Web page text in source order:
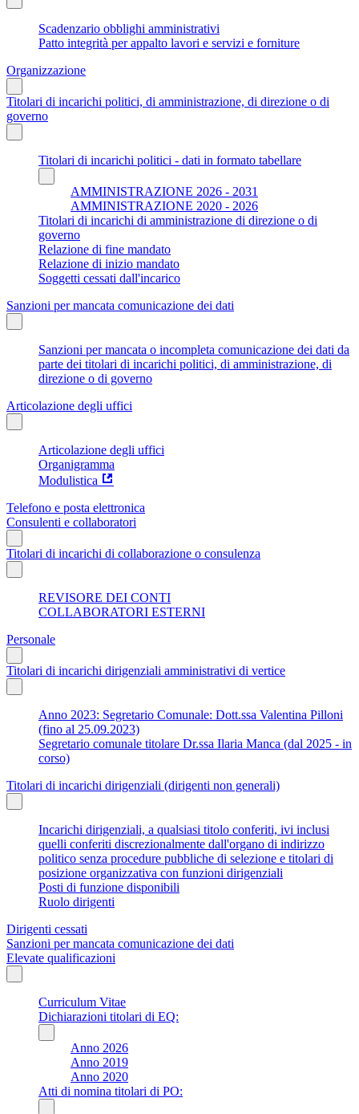
Scadenzario obblighi amministrativi
Patto integrità per appalto lavori e servizi e forniture
Organizzazione
Titolari di incarichi politici, di amministrazione, di direzione o di
governo
Titolari di incarichi politici - dati in formato tabellare
AMMINISTRAZIONE 2026 - 2031
AMMINISTRAZIONE 2020 - 2026
Titolari di incarichi di amministrazione di direzione o di
governo
Relazione di fine mandato
Relazione di inizio mandato
Soggetti cessati dall'incarico
Sanzioni per mancata comunicazione dei dati
Sanzioni per mancata o incompleta comunicazione dei dati da
parte dei titolari di incarichi politici, di amministrazione, di
direzione o di governo
Articolazione degli uffici
Articolazione degli uffici
Organigramma
Modulistica
Telefono e posta elettronica
Consulenti e collaboratori
Titolari di incarichi di collaborazione o consulenza
REVISORE DEI CONTI
COLLABORATORI ESTERNI
Personale
Titolari di incarichi dirigenziali amministrativi di vertice
Anno 2023: Segretario Comunale: Dott.ssa Valentina Pilloni
(fino al 25.09.2023)
Segretario comunale titolare Dr.ssa Ilaria Manca (dal 2025 - in
corso)
Titolari di incarichi dirigenziali (dirigenti non generali)
Incarichi dirigenziali, a qualsiasi titolo conferiti, ivi inclusi
quelli conferiti discrezionalmente dall'organo di indirizzo
politico senza procedure pubbliche di selezione e titolari di
posizione organizzativa con funzioni dirigenziali
Posti di funzione disponibili
Ruolo dirigenti
Dirigenti cessati
Sanzioni per mancata comunicazione dei dati
Elevate qualificazioni
Curriculum Vitae
Dichiarazioni titolari di EQ:
Anno 2026
Anno 2019
Anno 2020
Atti di nomina titolari di PO: